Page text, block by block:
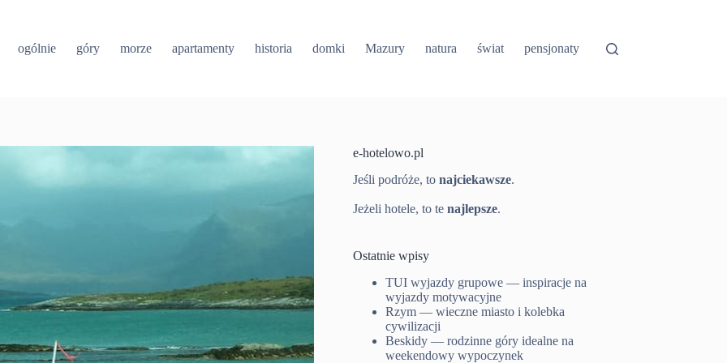
ogólnie góry morze apartamenty historia domki Mazury natura świat pensjonaty
e-hotelowo.pl
Jeśli podróże, tonajciekawsze.
Jeżeli hotele, to tenajlepsze.
Ostatnie wpisy
TUI wyjazdy grupowe — inspiracje na
wyjazdy motywacyjne
Rzym — wieczne miasto i kolebka
cywilizacji
Beskidy — rodzinne góry idealne na
weekendowy wypoczynek